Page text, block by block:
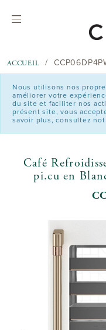
ACCUEIL
Nous utilisons nos
améliorer votre
du site et faciliter nos
présent site, vous
savoir plus, consultez
Café
pi.cu en